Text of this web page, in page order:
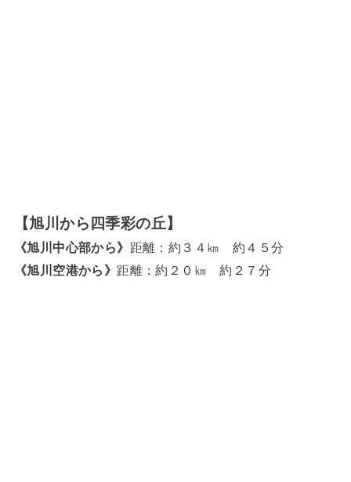
【旭川から四季彩の丘】
《旭川中心部から》 距離：約３４㎞ 約４５分
《旭川空港から》 距離：約２０㎞ 約２７分